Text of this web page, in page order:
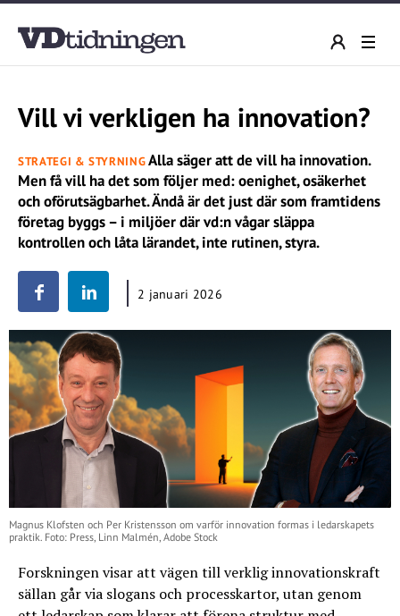
Vill vi verkligen ha innovation?
STRATEGI & STYRNINGAlla säger att de vill ha innovation.
Men få vill ha det som följer med: oenighet, osäkerhet
och oförutsägbarhet. Ändå är det just där som framtidens
företag byggs – i miljöer där vd:n vågar släppa
kontrollen och låta lärandet, inte rutinen, styra.
2 januari 2026
Magnus Klofsten och Per Kristensson om varför innovation formas i ledarskapets
praktik. Foto: Press, Linn Malmén, Adobe Stock
Forskningen visar att vägen till verklig innovationskraft
sällan går via slogans och processkartor, utan genom